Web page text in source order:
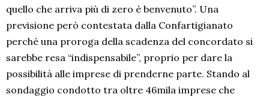
quello che arriva più di zero è benvenuto”. Una
previsione però contestata dalla Confartigianato
perché una proroga della scadenza del concordato si
sarebbe resa “indispensabile”, proprio per dare la
possibilità alle imprese di prenderne parte. Stando al
sondaggio condotto tra oltre 46mila imprese che